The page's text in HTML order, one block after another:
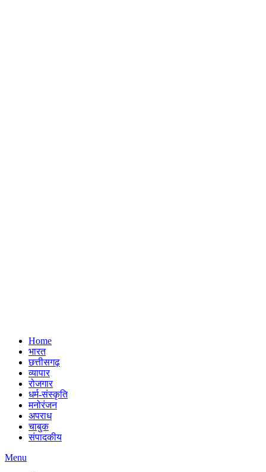
Home
भारत
छत्तीसगढ़
व्यापार
रोजगार
धर्म-संस्कृति
मनोरंजन
अपराध
चाबुक
संपादकीय
Menu